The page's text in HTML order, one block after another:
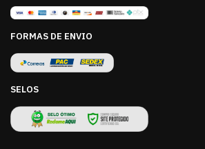
FORMAS DE ENVIO
SELOS